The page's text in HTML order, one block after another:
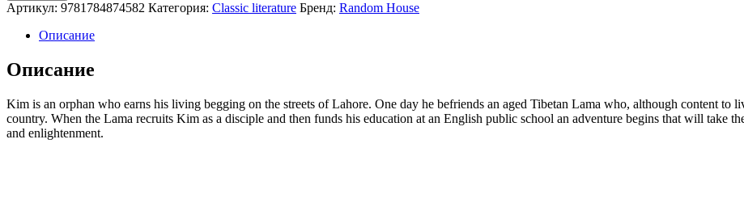
Артикул: 9781784874582 Категория: Classic literature Бренд: Random House
Описание
Описание
Kim is an orphan who earns his living begging on the streets of Lahore. One day he befriends an aged Tibetan Lama who, although content
country. When the Lama recruits Kim as a disciple and then funds his education at an English public school an adventure begins that will take
and enlightenment.